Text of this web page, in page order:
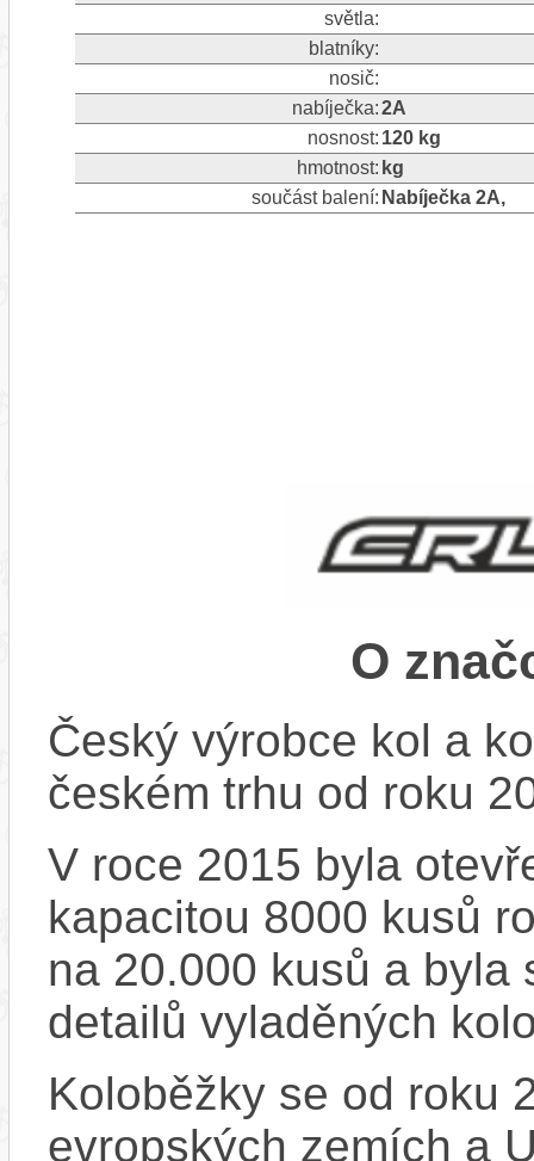
světla:
blatníky:
nosič:
nabíječka:2A
nosnost: 120 kg
hmotnost: kg
součást balení: Nabíječka 2A,
O
Český výrobce kol a
českém trhu od roku
V roce 2015 byla
kapacitou 8000 kusů
na 20.000 kusů a byla
detailů vyladěných
Koloběžky se od roku
evropských zemích a